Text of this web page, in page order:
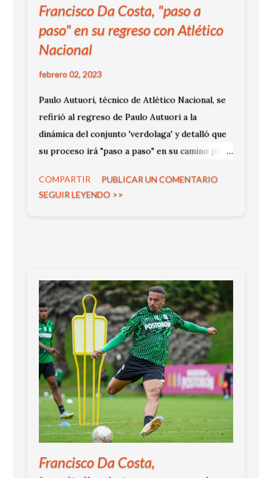
Francisco Da Costa, "paso a
paso" en su regreso con Atlético
Nacional
febrero 02, 2023
Paulo Autuori, técnico de Atlético Nacional, se
refirió al regreso de Paulo Autuori a la
dinámica del conjunto 'verdolaga' y detalló que
su proceso irá "paso a paso" en su camino para
Antioquia.
COMPARTIR
PUBLICAR UN COMENTARIO
SEGUIR LEYENDO >>
Francisco Da Costa,